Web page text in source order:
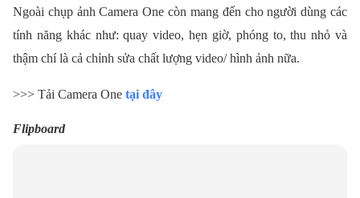
Ngoài chụp ảnh Camera One còn mang đến cho người dùng các
tính năng khác như: quay video, hẹn giờ, phóng to, thu nhỏ và
thậm chí là cả chỉnh sửa chất lượng video/ hình ảnh nữa.
>>> Tải Camera One tại đây
Flipboard